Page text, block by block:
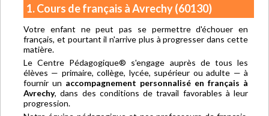
1. Cours de français à Avrechy (60130)
Votre enfant ne peut pas se permettre d'échouer en
français, et pourtant il n'arrive plus à progresser dans cette
matière.
Le Centre Pédagogique® s'engage auprès de tous les
élèves — primaire, collège, lycée, supérieur ou adulte — à
fournir un accompagnement personnalisé en français à
Avrechy, dans des conditions de travail favorables à leur
progression.